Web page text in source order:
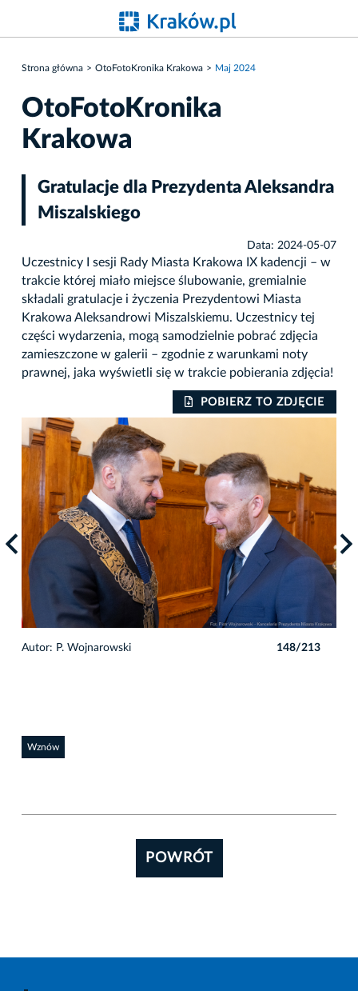
Strona główna OtoFotoKronika Krakowa Maj 2024
OtoFotoKronika
Krakowa
Gratulacje dla Prezydenta Aleksandra
Miszalskiego
Data: 2024-05-07
Uczestnicy I sesji Rady Miasta Krakowa IX kadencji – w
trakcie której miało miejsce ślubowanie, gremialnie
składali gratulacje i życzenia Prezydentowi Miasta
Krakowa Aleksandrowi Miszalskiemu. Uczestnicy tej
części wydarzenia, mogą samodzielnie pobrać zdjęcia
zamieszczone w galerii – zgodnie z warunkami noty
prawnej, jaka wyświetli się w trakcie pobierania zdjęcia!
POBIERZ TO ZDJĘCIE
Autor: P. Wojnarowski 148/213
Wznów
POWRÓT